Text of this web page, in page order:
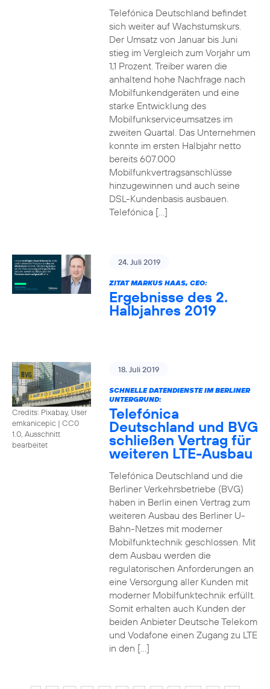
Telefónica Deutschland befindet
sich weiter auf Wachstumskurs.
Der Umsatz von Januar bis Juni
stieg im Vergleich zum Vorjahr um
1,1 Prozent. Treiber waren die
anhaltend hohe Nachfrage nach
Mobilfunkendgeräten und eine
starke Entwicklung des
Mobilfunkserviceumsatzes im
zweiten Quartal. Das Unternehmen
konnte im ersten Halbjahr netto
bereits 607.000
Mobilfunkvertragsanschlüsse
hinzugewinnen und auch seine
DSL-Kundenbasis ausbauen.
Telefónica […]
24. Juli 2019
ZITAT MARKUS HAAS, CEO:
Ergebnisse des 2.
Halbjahres 2019
Credits: Pixabay, User
emkanicepic | CC0
1.0, Ausschnitt
bearbeitet
18. Juli 2019
SCHNELLE DATENDIENSTE IM BERLINER
UNTERGRUND:
Telefónica
Deutschland und BVG
schließen Vertrag für
weiteren LTE-Ausbau
Telefónica Deutschland und die
Berliner Verkehrsbetriebe (BVG)
haben in Berlin einen Vertrag zum
weiteren Ausbau des Berliner U-
Bahn-Netzes mit moderner
Mobilfunktechnik geschlossen. Mit
dem Ausbau werden die
regulatorischen Anforderungen an
eine Versorgung aller Kunden mit
moderner Mobilfunktechnik erfüllt.
Somit erhalten auch Kunden der
beiden Anbieter Deutsche Telekom
und Vodafone einen Zugang zu LTE
in den […]